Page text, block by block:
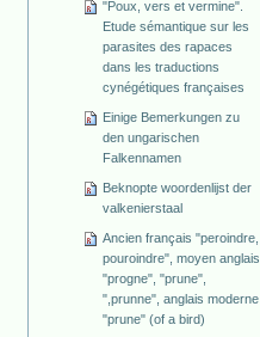
"Poux, vers et vermine".
Etude sémantique sur les
parasites des rapaces
dans les traductions
cynégétiques françaises
Einige Bemerkungen zu
den ungarischen
Falkennamen
Beknopte woordenlijst der
valkenierstaal
Ancien français "peroindre,
pouroindre", moyen anglais
"progne", "prune",
",prunne", anglais moderne
"prune" (of a bird)